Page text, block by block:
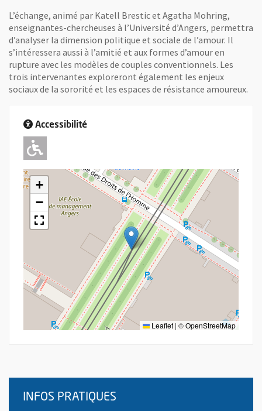
L’échange, animé par Katell Brestic et Agatha Mohring,
enseignantes-chercheuses à l’Université d’Angers, permettra
d’analyser la dimension politique et sociale de l’amour. Il
s’intéressera aussi à l’amitié et aux formes d’amour en
rupture avec les modèles de couples conventionnels. Les
trois intervenantes exploreront également les enjeux
sociaux de la sororité et les espaces de résistance amoureux.
Accessibilité
Adapté pour l'handicap Moteur
+
−
Leaflet | ©OpenStreetMap
INFOS PRATIQUES